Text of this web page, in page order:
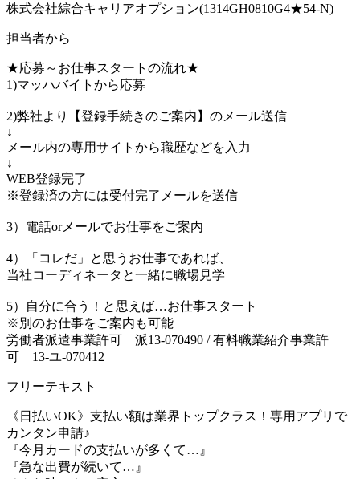
株式会社綜合キャリアオプション(1314GH0810G4★54-N)
担当者から
★応募～お仕事スタートの流れ★
1)マッハバイトから応募
2)弊社より【登録手続きのご案内】のメール送信
↓
メール内の専用サイトから職歴などを入力
↓
WEB登録完了
※登録済の方には受付完了メールを送信
3）電話orメールでお仕事をご案内
4）「コレだ」と思うお仕事であれば、
当社コーディネータと一緒に職場見学
5）自分に合う！と思えば…お仕事スタート
※別のお仕事をご案内も可能
労働者派遣事業許可 派13-070490 / 有料職業紹介事業許
可 13-ユ-070412
フリーテキスト
《日払いOK》支払い額は業界トップクラス！専用アプリで
カンタン申請♪
『今月カードの支払いが多くて…』
『急な出費が続いて…』